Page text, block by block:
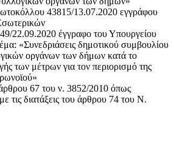
43815/13.07.2020 εγγράφου
22.09.2020 έγγραφο του Υπουργείου
«Συνεδριάσεις δημοτικού συμβουλίου
οργάνων των δήμων κατά το
των μέτρων για τον περιορισμό της
άρθρου 67 του ν. 3852/2010 όπως
τις διατάξεις του άρθρου 74 του Ν.